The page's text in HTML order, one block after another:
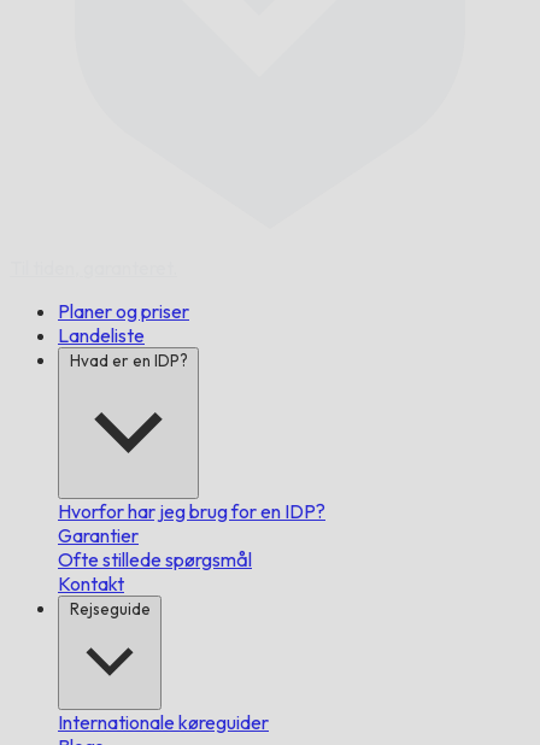
Planer og priser
Landeliste
Hvad er en IDP?
Hvorfor har jeg brug for en IDP?
Garantier
Ofte stillede spørgsmål
Kontakt
Rejseguide
Internationale køreguider